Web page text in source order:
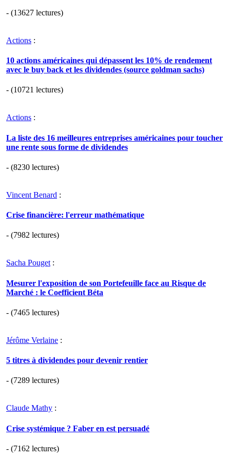
- (13627 lectures)
Actions :
10 actions américaines qui dépassent les 10% de rendement
avec le buy back et les dividendes (source goldman sachs)
- (10721 lectures)
Actions :
La liste des 16 meilleures entreprises américaines pour toucher
une rente sous forme de dividendes
- (8230 lectures)
Vincent Benard :
Crise financière: l'erreur mathématique
- (7982 lectures)
Sacha Pouget :
Mesurer l'exposition de son Portefeuille face au Risque de
Marché : le Coefficient Béta
- (7465 lectures)
Jérôme Verlaine :
5 titres à dividendes pour devenir rentier
- (7289 lectures)
Claude Mathy :
Crise systémique ? Faber en est persuadé
- (7162 lectures)